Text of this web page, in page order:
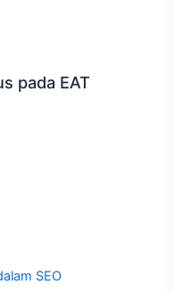
pada EAT